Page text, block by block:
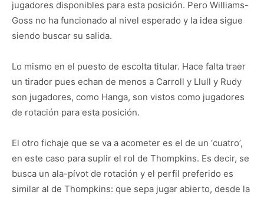
jugadores disponibles para esta posición. Pero Williams-
Goss no ha funcionado al nivel esperado y la idea sigue
siendo buscar su salida.
Lo mismo en el puesto de escolta titular. Hace falta traer
un tirador pues echan de menos a Carroll y Llull y Rudy
son jugadores, como Hanga, son vistos como jugadores
de rotación para esta posición.
El otro fichaje que se va a acometer es el de un ‘cuatro’,
en este caso para suplir el rol de Thompkins. Es decir, se
busca un ala-pívot de rotación y el perfil preferido es
similar al de Thompkins: que sepa jugar abierto, desde la